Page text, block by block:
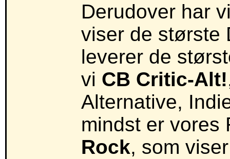
Derudover har
viser de største
leverer de
vi CB Critic-Alt!
Alternative,
mindst er vores
Rock, som